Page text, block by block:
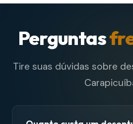
Perguntas
Tire suas dúvidas sobre